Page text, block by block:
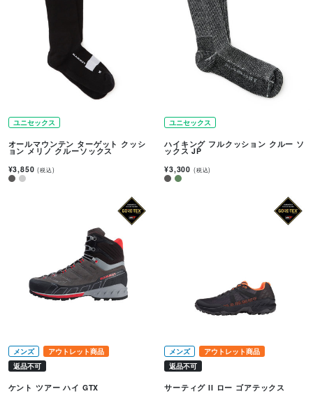
ユニセックス
オールマウンテン ターゲット クッシ
ョン メリノ クルーソックス
¥3,850(税込)
ユニセックス
ハイキング フルクッション クルー ソ
ックス JP
¥3,300 (税込)
メンズ
アウトレット商品
返品不可
ケント ツアー ハイ GTX
メンズ
アウトレット商品
返品不可
サーティグ II ロー ゴアテックス